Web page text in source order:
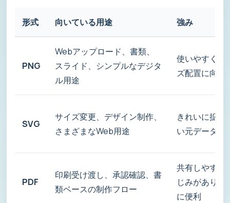
形式 向いている用途 強み
PNG
Webアップロード、書類、
スライド、シンプルなデジタ
ル用途
使いやすく、
ズ配置に向く
SVG
サイズ変更、デザイン制作、
さまざまなWeb用途
きれいに拡大
い元データに
PDF
印刷受け渡し、承認確認、書
類ベースの制作フロー
共有しやすく
じみがあり
に便利